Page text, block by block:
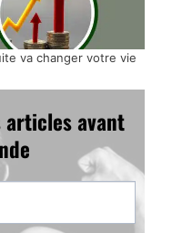
va changer votre vie